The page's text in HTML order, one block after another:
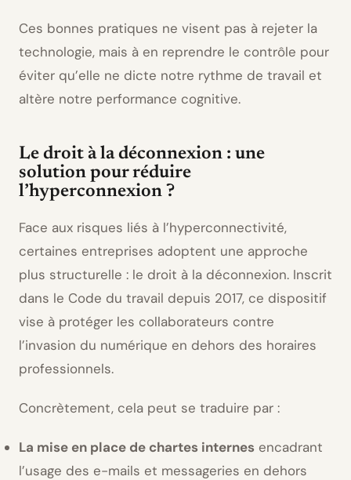
Ces bonnes pratiques ne visent pas à rejeter la
technologie, mais à en reprendre le contrôle pour
éviter qu’elle ne dicte notre rythme de travail et
altère notre performance cognitive.
Le droit à la déconnexion : une
solution pour réduire
l’hyperconnexion ?
Face aux risques liés à l’hyperconnectivité,
certaines entreprises adoptent une approche
plus structurelle : le droit à la déconnexion. Inscrit
dans le Code du travail depuis 2017, ce dispositif
vise à protéger les collaborateurs contre
l’invasion du numérique en dehors des horaires
professionnels.
Concrètement, cela peut se traduire par :
La mise en place de chartes internes encadrant
l’usage des e-mails et messageries en dehors